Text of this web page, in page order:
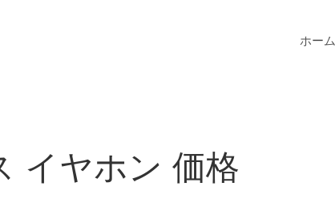
ホーム
イヤホン 価格